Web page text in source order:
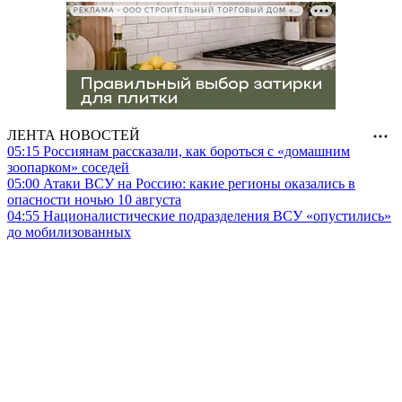
РЕКЛАМА • ООО СТРОИТЕЛЬНЫЙ ТОРГОВЫЙ ДОМ «ПЕТРОВИЧ», ИНН 7802348846
ЛЕНТА НОВОСТЕЙ
05:15 Россиянам рассказали, как бороться с «домашним
зоопарком» соседей
05:00 Атаки ВСУ на Россию: какие регионы оказались в
опасности ночью 10 августа
04:55 Националистические подразделения ВСУ «опустились»
до мобилизованных